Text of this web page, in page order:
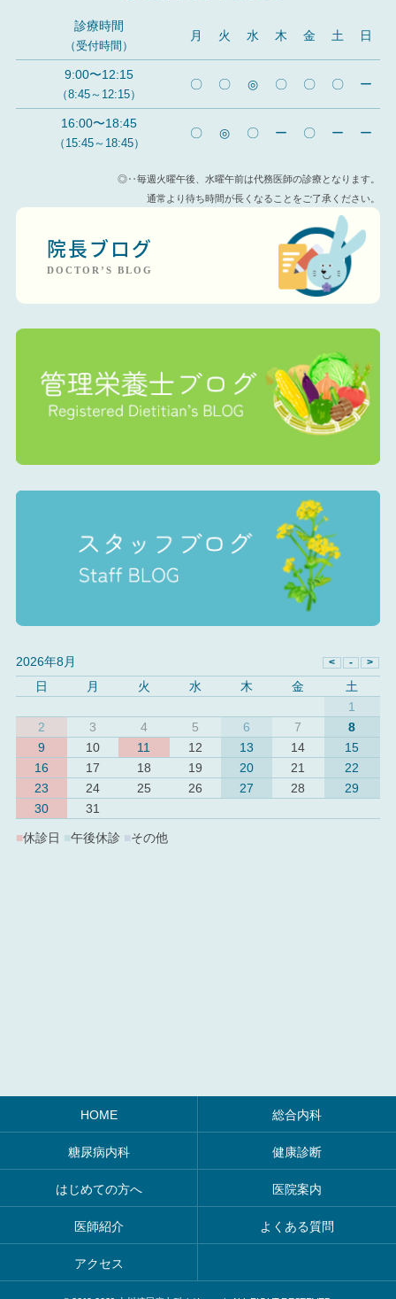
診療時間
（受付時間）
月 火 水 木 金 土 日
9:00〜12:15
（8:45～12:15）
〇 〇 ◎ 〇 〇 〇 ー
16:00〜18:45
（15:45～18:45）
〇 ◎ 〇 ー 〇 ー ー
◎‥毎週火曜午後、水曜午前は代務医師の診療となります。
通常より待ち時間が長くなることをご了承ください。
院長ブログ
DOCTOR’S BLOG
2026年8月
日
月 火 水 木 金
土
1
2
3 4 5 6 7
8
9
10 11 12 13 14
15
16
17 18 19 20 21
22
23
24 25 26 27 28
29
30
31
■休診日 ■午後休診 その他
HOME 総合内科
糖尿病内科 健康診断
はじめての方へ 医院案内
医師紹介 よくある質問
アクセス